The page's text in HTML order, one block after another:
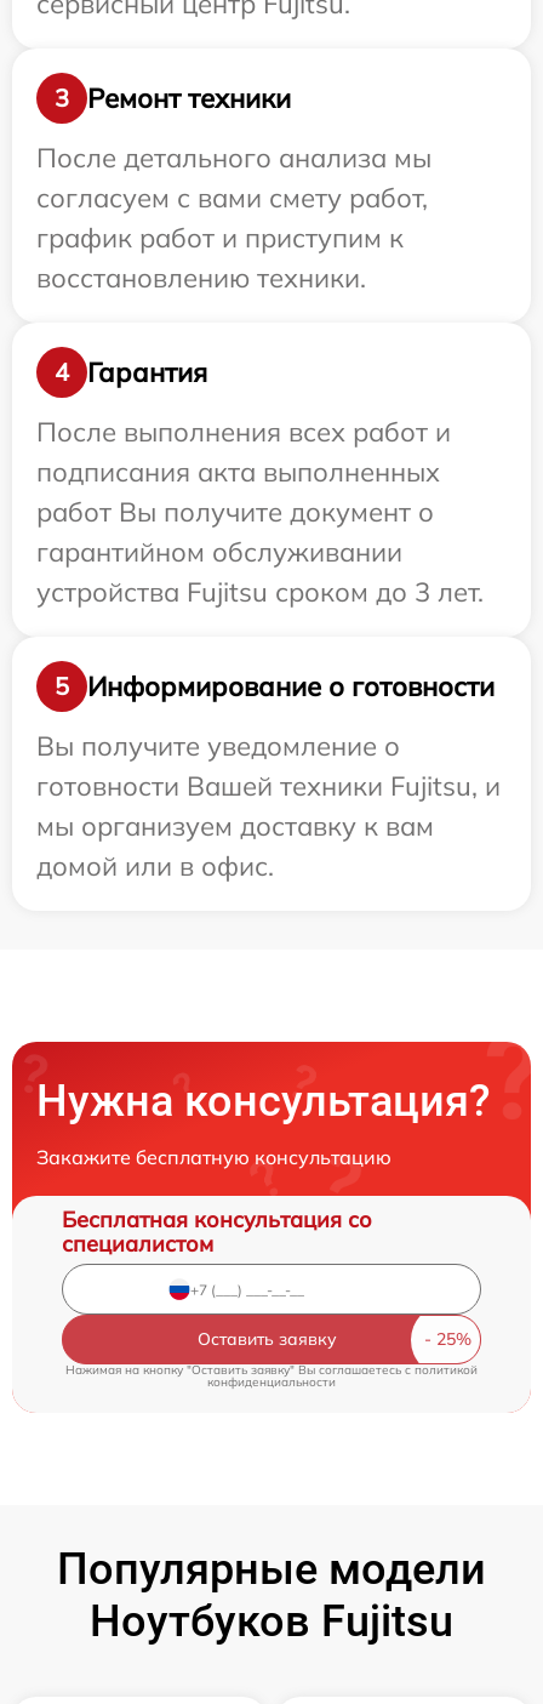
3
Ремонт техники
После детального анализа мы
согласуем с вами смету работ,
график работ и приступим к
восстановлению техники.
4
Гарантия
После выполнения всех работ и
подписания акта выполненных
работ Вы получите документ о
гарантийном обслуживании
устройства Fujitsu сроком до 3 лет.
5
Информирование о готовности
Вы получите уведомление о
готовности Вашей техники Fujitsu, и
мы организуем доставку к вам
домой или в офис.
Нужна консультация?
Закажите бесплатную консультацию
Бесплатная консультация со
специалистом
Оставить заявку
Нажимая на кнопку "Оставить заявку" Вы соглашаетесь c политикой
конфиденциальности
Популярные модели
Ноутбуков Fujitsu